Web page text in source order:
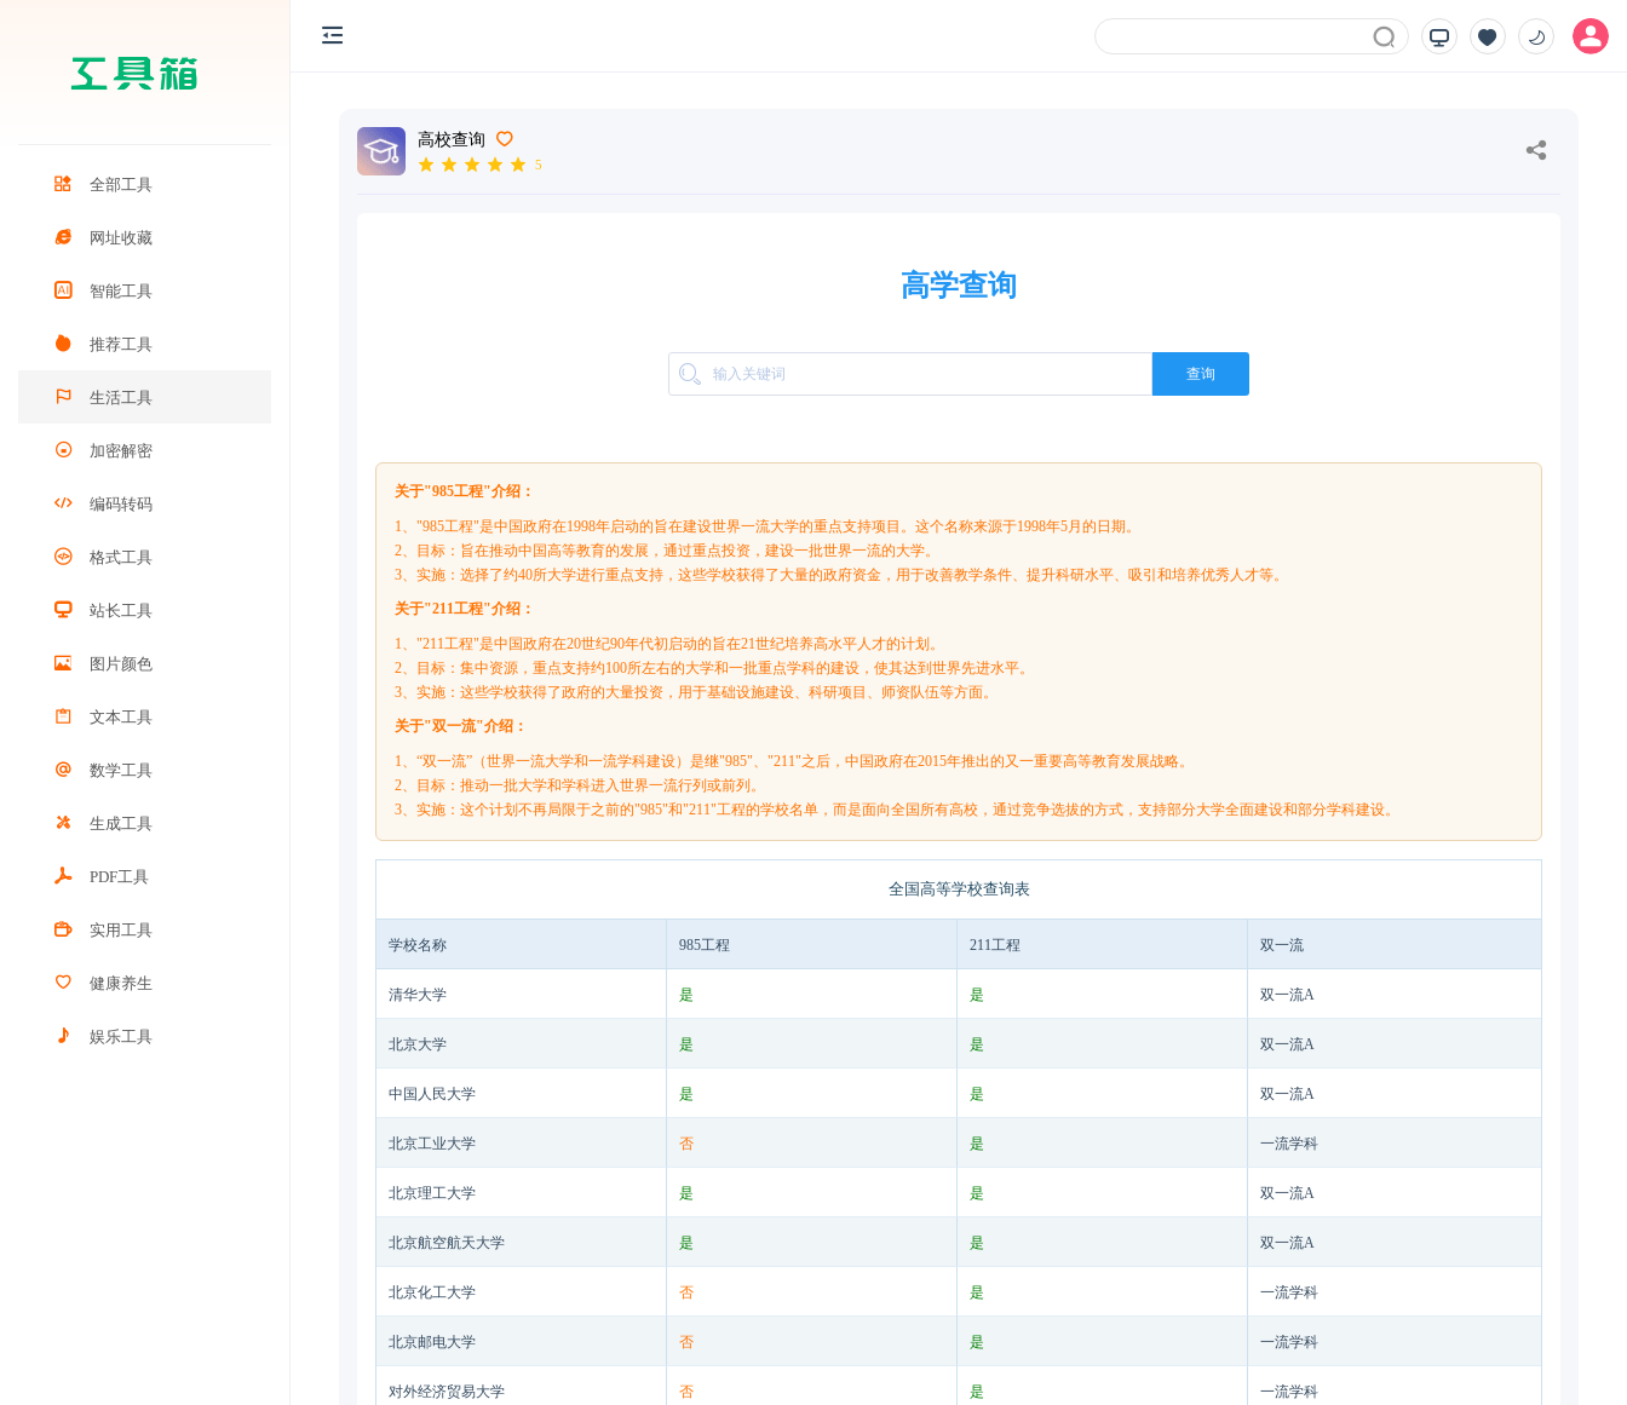
全部工具
网址收藏
智能工具
推荐工具
生活工具
加密解密
编码转码
格式工具
站长工具
图片颜色
文本工具
数学工具
生成工具
PDF工具
实用工具
健康养生
娱乐工具
高校查询
5
高学查询
查询
关于"985工程"介绍：
1、"985工程"是中国政府在1998年启动的旨在建设世界一流大学的重点支持项目。这个名称来源于1998年5月的日期。
2、目标：旨在推动中国高等教育的发展，通过重点投资，建设一批世界一流的大学。
3、实施：选择了约40所大学进行重点支持，这些学校获得了大量的政府资金，用于改善教学条件、提升科研水平、吸引和培养优秀人才等。
关于"211工程"介绍：
1、"211工程"是中国政府在20世纪90年代初启动的旨在21世纪培养高水平人才的计划。
2、目标：集中资源，重点支持约100所左右的大学和一批重点学科的建设，使其达到世界先进水平。
3、实施：这些学校获得了政府的大量投资，用于基础设施建设、科研项目、师资队伍等方面。
关于"双一流"介绍：
1、“双一流”（世界一流大学和一流学科建设）是继"985"、"211"之后，中国政府在2015年推出的又一重要高等教育发展战略。
2、目标：推动一批大学和学科进入世界一流行列或前列。
3、实施：这个计划不再局限于之前的"985"和"211"工程的学校名单，而是面向全国所有高校，通过竞争选拔的方式，支持部分大学全面建设和部分学科建设。
全国高等学校查询表
学校名称 985工程 211工程 双一流
清华大学 是 是 双一流A
北京大学 是 是 双一流A
中国人民大学 是 是 双一流A
北京工业大学 否 是 一流学科
北京理工大学 是 是 双一流A
北京航空航天大学 是 是 双一流A
北京化工大学 否 是 一流学科
北京邮电大学 否 是 一流学科
对外经济贸易大学 否 是 一流学科